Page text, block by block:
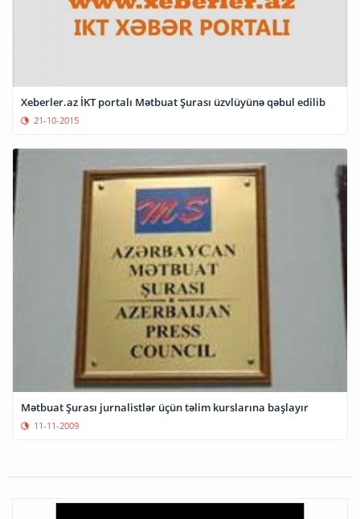
Xeberler.az İKT portalı Mətbuat Şurası üzvlüyünə qəbul edilib
21-10-2015
Mətbuat Şurası jurnalistlər üçün təlim kurslarına başlayır
11-11-2009